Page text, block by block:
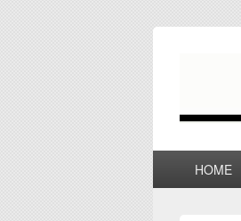
HOME